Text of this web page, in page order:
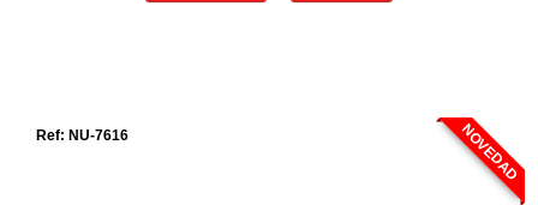
NOVEDAD
Ref: NU-7616